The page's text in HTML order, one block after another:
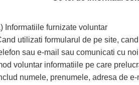
Informatiile furnizate voluntar
utilizati formularul de pe site,
sau e-mail sau comunicati cu
voluntar informatiile pe care
numele, prenumele, adresa de